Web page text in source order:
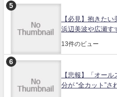
【必見】抱きた
浜辺美波や広瀬す
13件のビュー
【悲報】「オー
分が “全カット”さ